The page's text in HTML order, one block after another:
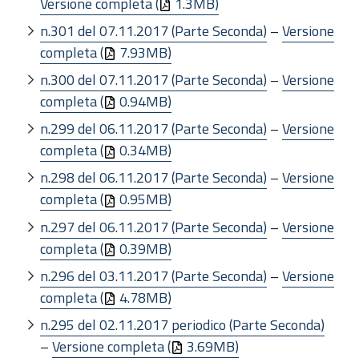
n.301 del 07.11.2017 (Parte Seconda) –Versione
completa (
7.93MB)
n.300 del 07.11.2017 (Parte Seconda) –Versione
completa (
0.94MB)
n.299 del 06.11.2017 (Parte Seconda) –Versione
completa (
0.34MB)
n.298 del 06.11.2017 (Parte Seconda) –Versione
completa (
0.95MB)
n.297 del 06.11.2017 (Parte Seconda) –Versione
completa (
0.39MB)
n.296 del 03.11.2017 (Parte Seconda) –Versione
completa (
4.78MB)
n.295 del 02.11.2017 periodico (Parte Seconda)
–Versione completa (
3.69MB)